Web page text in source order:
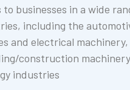
businesses in a wide
including the
and electrical machinery,
construction machinery
industries